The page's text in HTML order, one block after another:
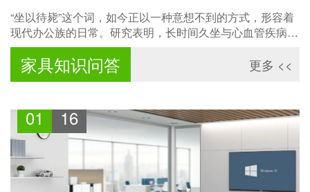
“坐以待毙”这个词，如今正以一种意想不到的方式，形容着
现代办公族的日常。研究表明，长时间久坐与心血管疾病、
腰背疼痛乃至过早死亡风险增加密切相关。与此同时，长时
间保持站立办公，同样会带来下肢静脉曲张等循环系统问
题。真正健康的解方，不是非此即彼的选择，而是“动态”
家具知识问答 更多 <<
01 16